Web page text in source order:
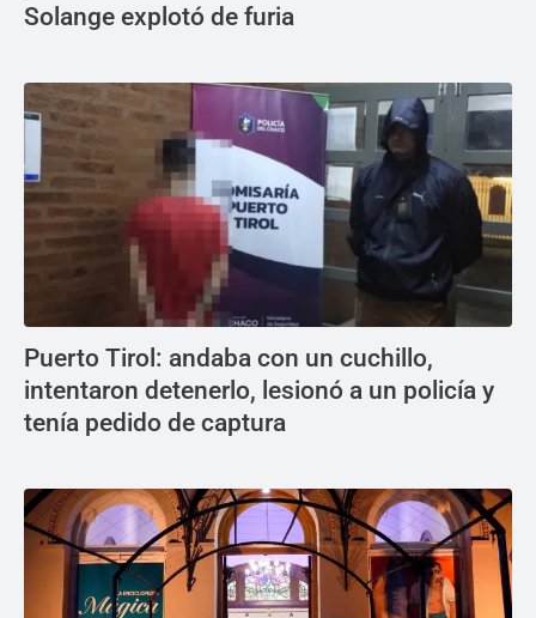
Solange explotó de furia
Puerto Tirol: andaba con un cuchillo,
intentaron detenerlo, lesionó a un policía y
tenía pedido de captura